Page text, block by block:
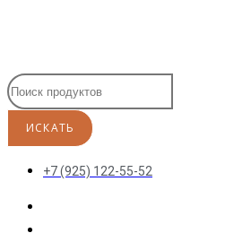
+7 (925) 122-55-52